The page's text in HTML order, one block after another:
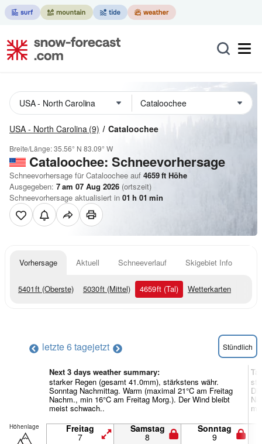
USA - North Carolina (9) Cataloochee
Breite/Länge:35.56° N 83.09° W
Cataloochee: Schneevorhersage
Schneevorhersage für Cataloochee auf 4659ft Höhe
Ausgegeben: 7 am 07 Aug 2026 (ortszeit)
Schneevorhersage aktualisiert in 01 h 01 min
Vorhersage Aktuell Schneeverlauf Skigebiet Info
5401ft (Oberste) 5030ft (Mittel) 4659ft (Tal) Wetterkarten
letzte 6 tagejetzt Stündlich
Next 3 days weather summary:
starker Regen (gesamt 41.0mm), stärkstens währ.
Sonntag Nachmittag. Warm (maximal 21°C am Freitag
Nachm., min 16°C am Freitag Morg.). Der Wind bleibt
meist schwach..
Höhenlage Freitag
7
Samstag
8
Sonntag
9